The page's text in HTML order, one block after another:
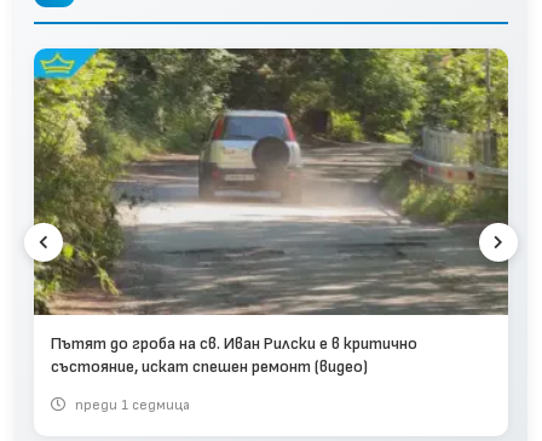
Пътят до гроба на св. Иван Рилски е в критично
състояние, искат спешен ремонт (видео)
преди 1 седмица